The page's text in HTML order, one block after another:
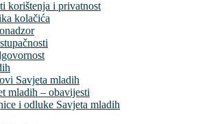
korištenja i privatnost
kolačića
Savjeta mladih
mladih – obavijesti
i odluke Savjeta mladih